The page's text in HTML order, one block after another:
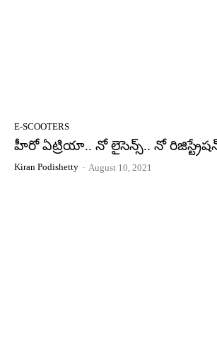
E-SCOOTERS
హీరో ఏట్రియా.. నో లైసెన్స్‌.. నో
Kiran Podishetty - August 10, 2021